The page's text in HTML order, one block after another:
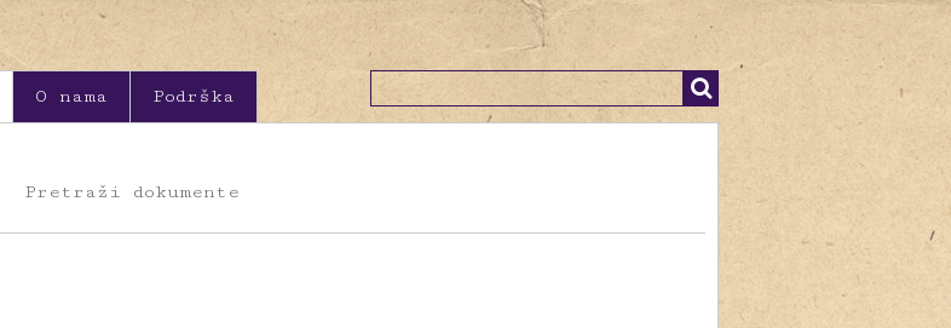
O nama Podrška
Pretraži dokumente